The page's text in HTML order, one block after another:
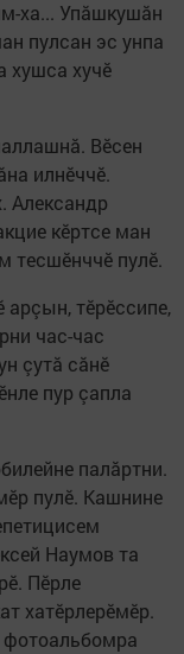
ха... Упăшкушăн
пулсан эс унпа
хушса хучӗ
Вӗсен
илнӗччӗ.
Александр
кӗртсе ман
тесшӗнччӗ пулӗ.
арçын, тӗрӗссипе,
час-час
çутă сăнӗ
пур çапла
палăртни.
пулӗ. Кашнине
Наумов та
Пӗрле
хатӗрлерӗмӗр.
фотоальбомра